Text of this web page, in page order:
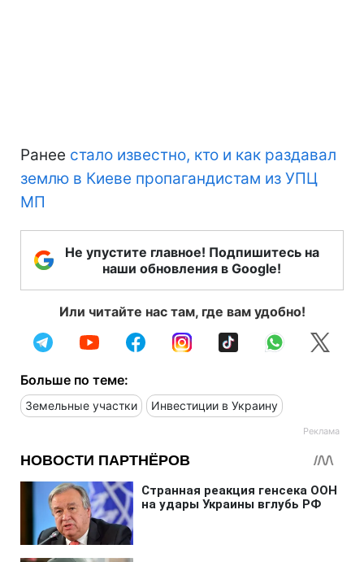
Ранее стало известно, кто и как раздавал
землю в Киеве пропагандистам из УПЦ
МП
Не упустите главное! Подпишитесь на
наши обновления в Google!
Или читайте нас там, где вам удобно!
Больше по теме:
Земельные участки Инвестиции в Украину